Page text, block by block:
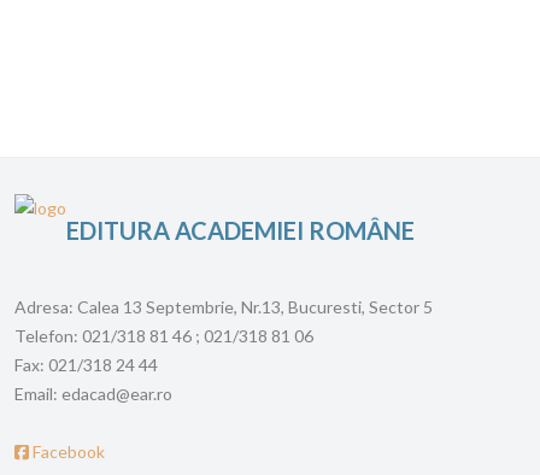
EDITURA ACADEMIEI ROMÂNE
Adresa: Calea 13 Septembrie, Nr.13, Bucuresti, Sector 5
Telefon: 021/318 81 46 ; 021/318 81 06
Fax: 021/318 24 44
Email: edacad@ear.ro
Facebook